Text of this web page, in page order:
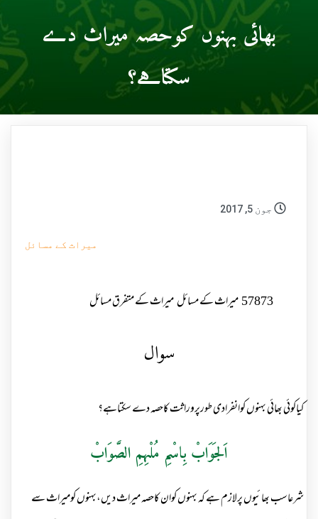
بھائی بہنوں کوحصہ میراث دے
سکتاہے؟
جون 5, 2017
میراث کے مسائل
57873میراث کے مسائلمیراث کے متفرق مسائل
سوال
کیاکوئی بھائی بہنوں کوانفرادی طورپروراثت کاحصہ دے سکتاہے؟
اَلجَوَابْ بِاسْمِ مُلْہِمِ الصَّوَابْ
شرعاسب بھائیوں پرلازم ہے کہ بہنوں کوان کاحصہ میراث دیں،بہنوں کومیراث سے